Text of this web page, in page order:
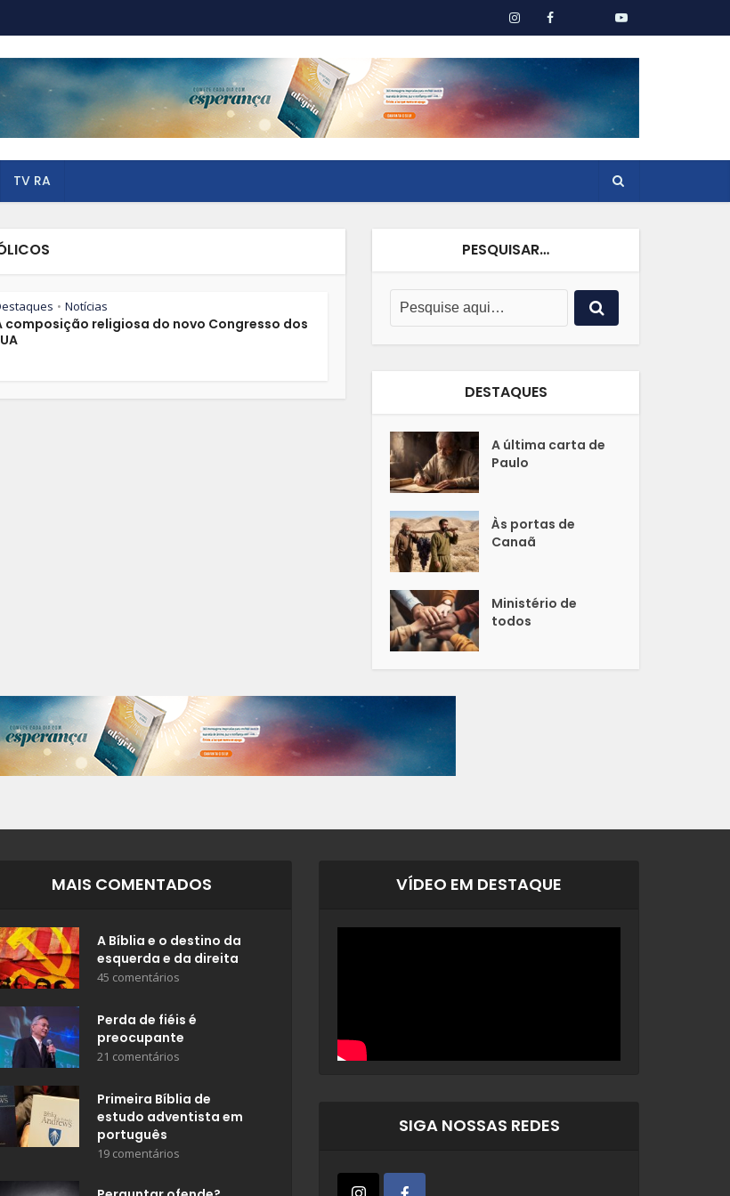
TV RA
• Notícias
composição religiosa do novo Congresso dos
PESQUISAR…
DESTAQUES
A última carta de
Paulo
Às portas de
Canaã
Ministério de
todos
MAIS COMENTADOS
A Bíblia e o destino da
esquerda e da direita
45 comentários
Perda de fiéis é
preocupante
21 comentários
Primeira Bíblia de
estudo adventista em
português
19 comentários
VÍDEO EM DESTAQUE
SIGA NOSSAS REDES